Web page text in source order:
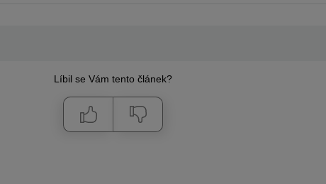
Líbil se Vám tento článek?